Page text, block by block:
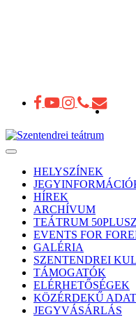
Toggle
navigationHELYSZÍNEK
HÍREK
ARCHÍVUM
TEÁTRUM 50PLUSZ
EVENTS FOR
GALÉRIA
SZENTENDREI
TÁMOGATÓK
ELÉRHETŐSÉGEK
KÖZÉRDEKŰ
JEGYVÁSÁRLÁS